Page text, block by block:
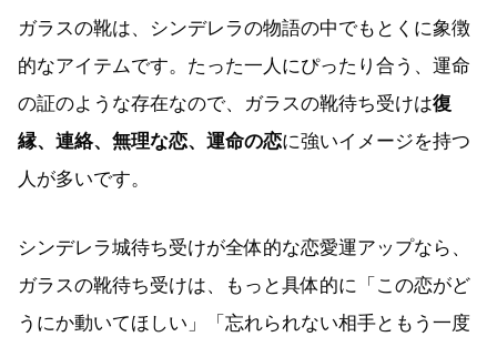
ガラスの靴は、シンデレラの物語の中でもとくに象徴
的なアイテムです。たった一人にぴったり合う、運命
の証のような存在なので、ガラスの靴待ち受けは復
縁、連絡、無理な恋、運命の恋に強いイメージを持つ
人が多いです。
シンデレラ城待ち受けが全体的な恋愛運アップなら、
ガラスの靴待ち受けは、もっと具体的に「この恋がど
うにか動いてほしい」「忘れられない相手ともう一度